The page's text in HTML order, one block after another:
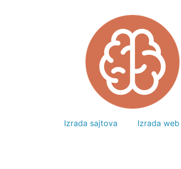
Izrada sajtova Izrada